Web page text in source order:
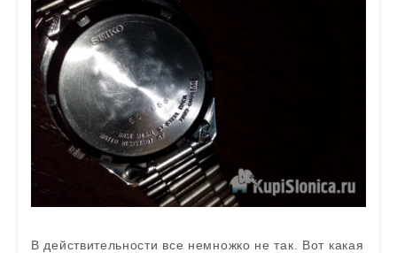
В действительности все немножко не так. Вот какая